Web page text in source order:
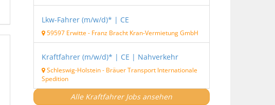
Lkw-Fahrer (m/w/d)* | CE
59597 Erwitte - Franz Bracht Kran-Vermietung GmbH
Kraftfahrer (m/w/d)* | CE | Nahverkehr
Schleswig-Holstein - Bräuer Transport Internationale
Spedition
Alle Kraftfahrer Jobs ansehen